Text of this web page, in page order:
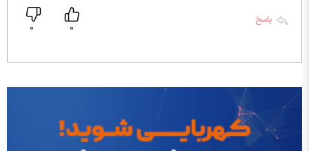
پاسخ
0
0